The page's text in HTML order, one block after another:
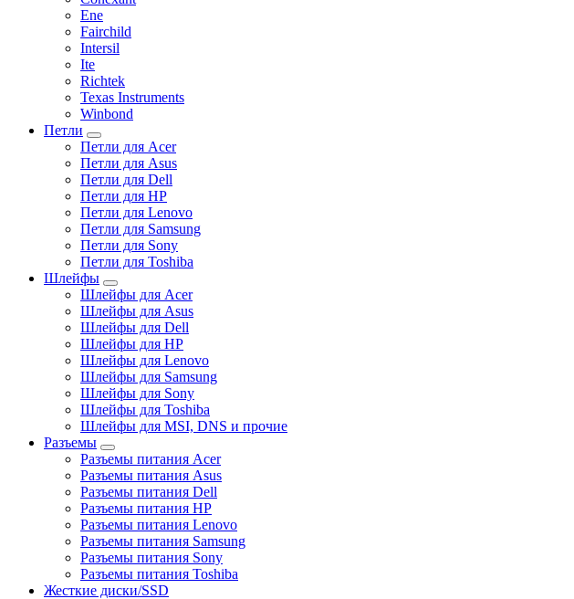
Ene
Fairchild
Intersil
Ite
Richtek
Texas Instruments
Winbond
Петли
Петли для Acer
Петли для Asus
Петли для Dell
Петли для HP
Петли для Lenovo
Петли для Samsung
Петли для Sony
Петли для Toshiba
Шлейфы
Шлейфы для Acer
Шлейфы для Asus
Шлейфы для Dell
Шлейфы для HP
Шлейфы для Lenovo
Шлейфы для Samsung
Шлейфы для Sony
Шлейфы для Toshiba
Шлейфы для MSI, DNS и прочие
Разъемы
Разъемы питания Acer
Разъемы питания Asus
Разъемы питания Dell
Разъемы питания HP
Разъемы питания Lenovo
Разъемы питания Samsung
Разъемы питания Sony
Разъемы питания Toshiba
Жесткие диски/SSD